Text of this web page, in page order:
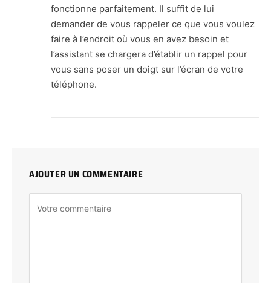
fonctionne parfaitement. Il suffit de lui
demander de vous rappeler ce que vous voulez
faire à l’endroit où vous en avez besoin et
l’assistant se chargera d’établir un rappel pour
vous sans poser un doigt sur l’écran de votre
téléphone.
AJOUTER UN COMMENTAIRE